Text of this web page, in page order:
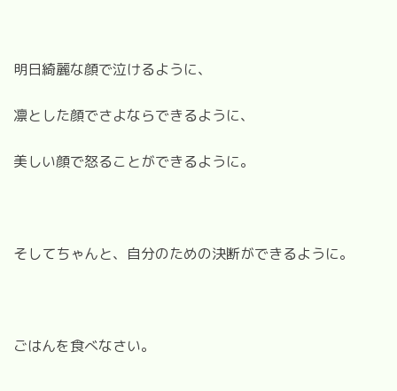
明日綺麗な顔で泣けるように、
凛とした顔でさよならできるように、
美しい顔で怒ることができるように。
そしてちゃんと、自分のための決断ができるように。
ごはんを食べなさい。